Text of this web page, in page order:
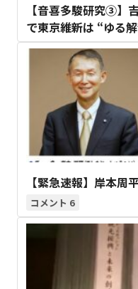
【音喜多駿研究③】
で東京維新は “ゆる
【緊急速報】岸本周
6